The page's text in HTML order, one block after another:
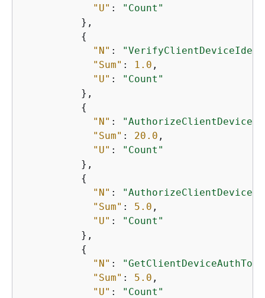
"U" :
"Count"
          },
{
"N" :
"Sum" : 1.0 ,
"U" :
"Count"
          },
{
"N" :
"Sum" : 20.0 ,
"U" :
"Count"
          },
{
"N" :
"Sum" : 5.0 ,
"U" :
"Count"
          },
{
"N" :
"Sum" : 5.0 ,
"U" :
"Count"